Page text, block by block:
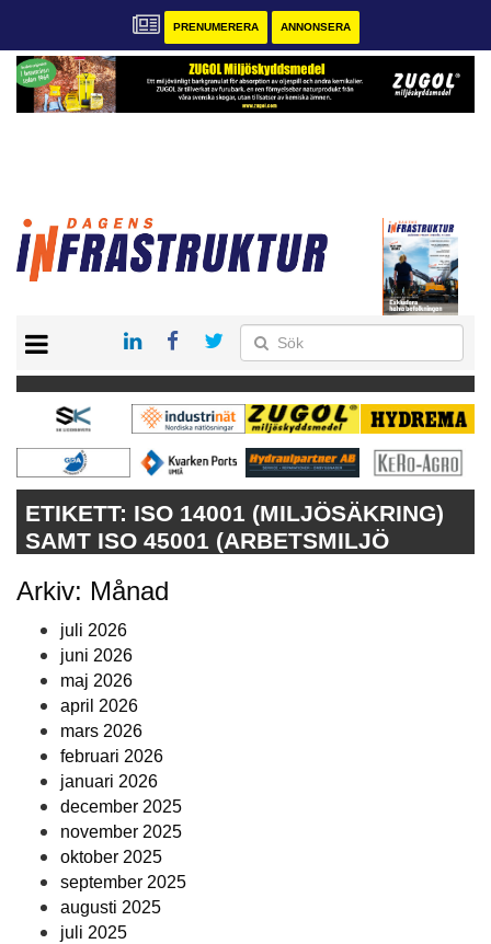
PRENUMERERA ANNONSERA
KONTAKT
VÅRA ANDRA MAGASIN
PRENUMERERA
ANNONSERA
ETIKETT: ISO 14001 (MILJÖSÄKRING)
SAMT ISO 45001 (ARBETSMILJÖ
Arkiv: Månad
juli 2026
juni 2026
maj 2026
april 2026
mars 2026
februari 2026
januari 2026
december 2025
november 2025
oktober 2025
september 2025
augusti 2025
juli 2025